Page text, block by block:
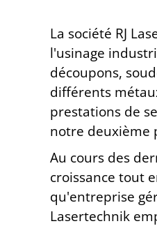
La société RJ
l'usinage
découpons,
différents
prestations de
notre deuxième
Au cours des
croissance tout
qu'entreprise
Lasertechnik